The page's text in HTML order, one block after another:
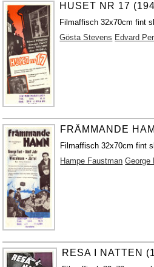
HUSET NR 17
Filmaffisch 32x70cm fint
Gösta Stevens Edvard
FRÄMMANDE
Filmaffisch 32x70cm fint
Hampe Faustman George
RESA I NATTEN